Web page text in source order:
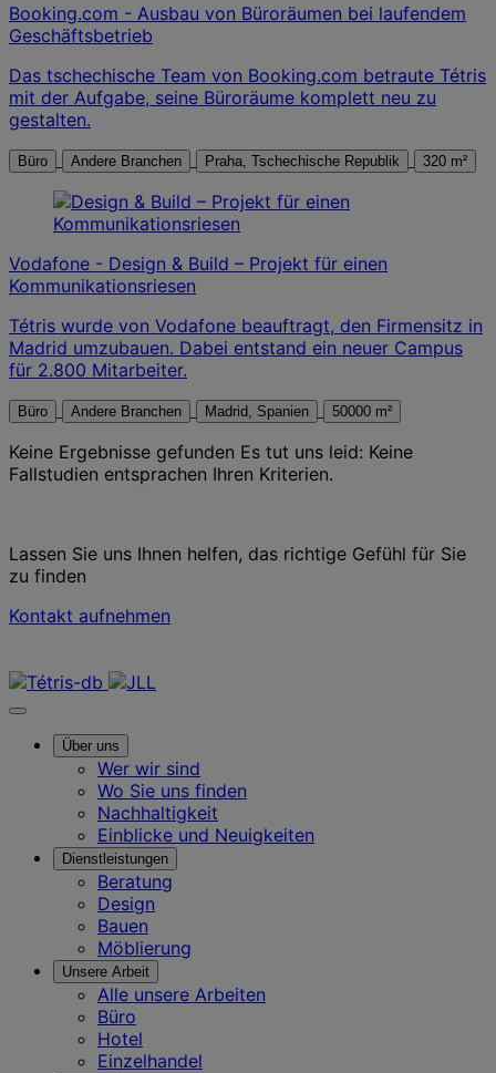
Booking.com - Ausbau von Büroräumen bei laufendem
Geschäftsbetrieb
Das tschechische Team von Booking.com betraute Tétris
mit der Aufgabe, seine Büroräume komplett neu zu
gestalten.
Büro Andere Branchen Praha, Tschechische Republik 320 m²
Vodafone - Design & Build – Projekt für einen
Kommunikationsriesen
Tétris wurde von Vodafone beauftragt, den Firmensitz in
Madrid umzubauen. Dabei entstand ein neuer Campus
für 2.800 Mitarbeiter.
Büro Andere Branchen Madrid, Spanien 50000 m²
Keine Ergebnisse gefunden Es tut uns leid: Keine
Fallstudien entsprachen Ihren Kriterien.
Lassen Sie uns Ihnen helfen, das richtige Gefühl für Sie
zu finden
Kontakt aufnehmen
Über uns
Wer wir sind
Wo Sie uns finden
Nachhaltigkeit
Einblicke und Neuigkeiten
Dienstleistungen
Beratung
Design
Bauen
Möblierung
Unsere Arbeit
Alle unsere Arbeiten
Büro
Hotel
Einzelhandel